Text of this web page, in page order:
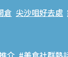
倉 尖沙咀好去處